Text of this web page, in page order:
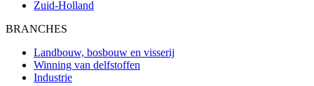
Zuid-Holland
BRANCHES
Landbouw, bosbouw en visserij
Winning van delfstoffen
Industrie